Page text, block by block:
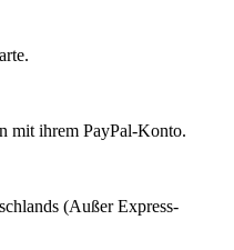
mit ihrem PayPal-Konto.
(Außer Express-